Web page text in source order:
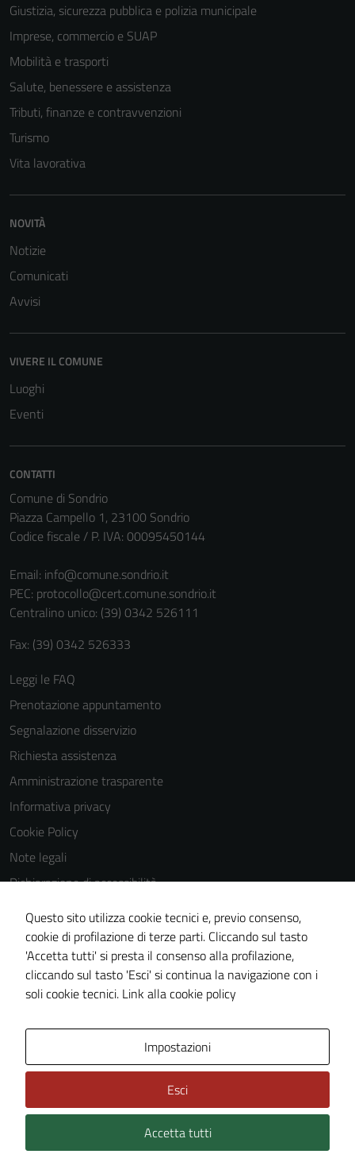
Giustizia, sicurezza pubblica e polizia municipale
Imprese, commercio e SUAP
Mobilità e trasporti
Salute, benessere e assistenza
Tributi, finanze e contravvenzioni
Turismo
Vita lavorativa
NOVITÀ
Notizie
Comunicati
Avvisi
VIVERE IL COMUNE
Luoghi
Eventi
CONTATTI
Comune di Sondrio
Piazza Campello 1, 23100 Sondrio
Codice fiscale / P. IVA: 00095450144
Email: info@comune.sondrio.it
PEC: protocollo@cert.comune.sondrio.it
Centralino unico: (39) 0342 526111
Fax: (39) 0342 526333
Leggi le FAQ
Prenotazione appuntamento
Segnalazione disservizio
Richiesta assistenza
Amministrazione trasparente
Informativa privacy
Cookie Policy
Note legali
Dichiarazione di accessibilità
Dichiarazione di accessibilità Servizi
Whistleblowing
Piano di miglioramento del sito
Area riservata
Technical Design s.r.l.
Questo sito utilizza cookie tecnici e, previo consenso,
cookie di profilazione di terze parti. Cliccando sul tasto
'Accetta tutti' si presta il consenso alla profilazione,
cliccando sul tasto 'Esci' si continua la navigazione con i
soli cookie tecnici. Link alla cookie policy
Impostazioni
Esci
Accetta tutti
disabilitati.